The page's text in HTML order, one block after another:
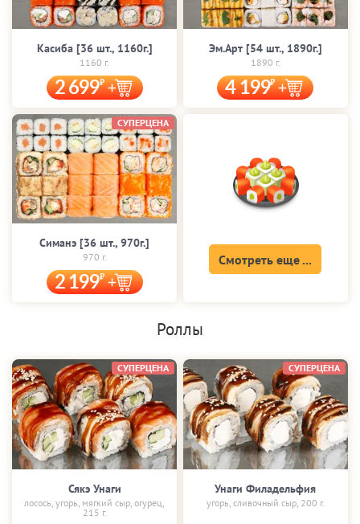
Касиба [36 шт., 1160г.]
1160 г.
2 699
Эм.Арт [54 шт., 1890г.]
1890 г.
4 199
Симанэ [36 шт., 970г.]
970 г.
2 199
СУПЕРЦЕНА
Смотреть еще ...
Роллы
Сякэ Унаги
лосось, угорь, мягкий сыр, огурец,
215 г.
СУПЕРЦЕНА
Унаги Филадельфия
угорь, сливочный сыр, 200 г.
СУПЕРЦЕНА